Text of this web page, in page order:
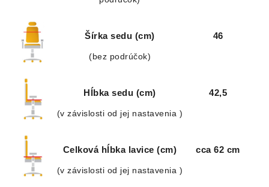
Šírka sedu (cm)
(bez podrúčok)
46
Hĺbka sedu (cm)
(v závislosti od jej nastavenia )
42,5
Celková hĺbka lavice (cm)
(v závislosti od jej nastavenia )
cca 62 cm